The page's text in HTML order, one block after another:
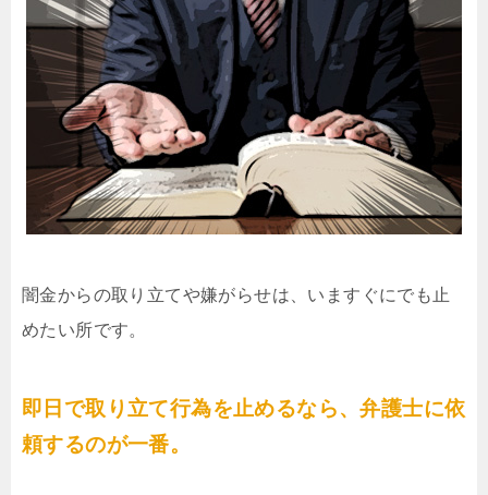
闇金からの取り立てや嫌がらせは、いますぐにでも止
めたい所です。
即日で取り立て行為を止めるなら、弁護士に依
頼するのが一番。